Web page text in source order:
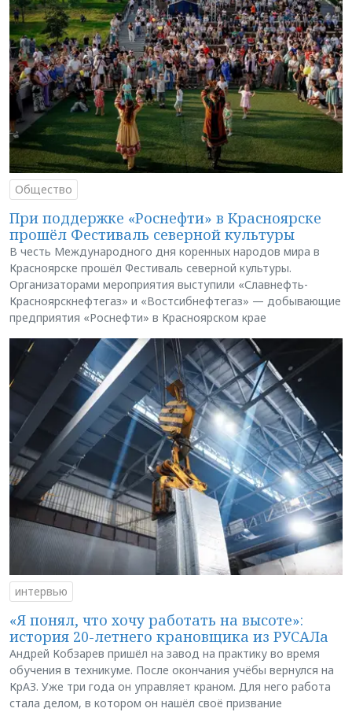
Общество
При поддержке «Роснефти» в Красноярске
прошёл Фестиваль северной культуры
В честь Международного дня коренных народов мира в
Красноярске прошёл Фестиваль северной культуры.
Организаторами мероприятия выступили «Славнефть-
Красноярскнефтегаз» и «Востсибнефтегаз» — добывающие
предприятия «Роснефти» в Красноярском крае
интервью
«Я понял, что хочу работать на высоте»:
история 20-летнего крановщика из РУСАЛа
Андрей Кобзарев пришёл на завод на практику во время
обучения в техникуме. После окончания учёбы вернулся на
КрАЗ. Уже три года он управляет краном. Для него работа
стала делом, в котором он нашёл своё призвание